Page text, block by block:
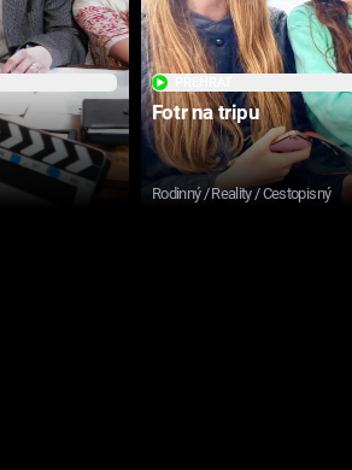
Fotr na tripu
Rodinný / Reality / Cestopisný